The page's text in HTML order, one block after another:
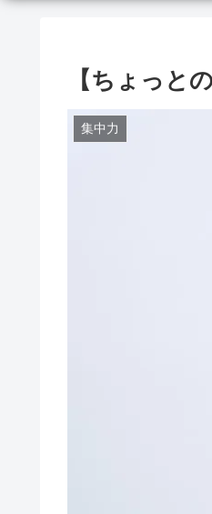
【ちょっと
集中力